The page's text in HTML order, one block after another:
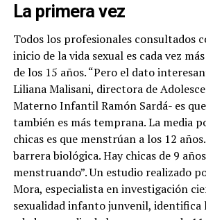
La primera vez
Todos los profesionales consultados
inicio de la vida sexual es cada vez
de los 15 años. “Pero el dato
Liliana Malisani, directora de
Materno Infantil Ramón Sardá- es
también es más temprana. La media
chicas es que menstrúan a los 12
barrera biológica. Hay chicas de 9
menstruando”. Un estudio realizado
Mora, especialista en investigación
sexualidad infanto junvenil, identifica